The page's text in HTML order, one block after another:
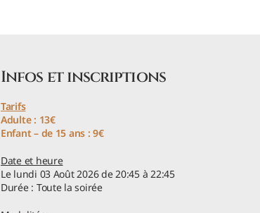
Infos et inscriptions
Tarifs
Adulte : 13€
Enfant – de 15 ans : 9€
Date et heure
Le lundi 03 Août 2026 de 20:45 à 22:45
Durée : Toute la soirée